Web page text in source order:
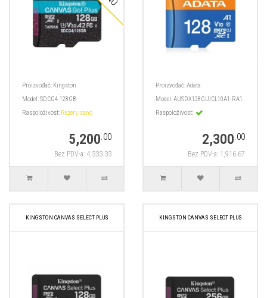
Proizvođač: Kingston
Model:SDCG4-128GB
Raspoloživost: Rezervisano
5,200.00
Bez PDV-a: 4,333.33
Proizvođač:Adata
Model:AUSDX128GUICL10A1-RA1
Raspoloživost:
2,300.00
Bez PDV-a: 1,916.67
KINGSTON CANVAS SELECT PLUS KINGSTON CANVAS SELECT PLUS